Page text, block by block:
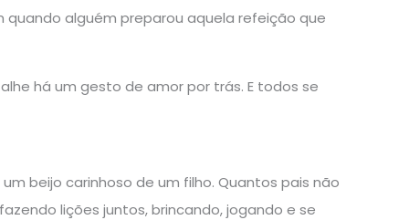
alguém preparou aquela refeição que
há um gesto de amor por trás. E todos se
beijo carinhoso de um filho. Quantos pais não
lições juntos, brincando, jogando e se